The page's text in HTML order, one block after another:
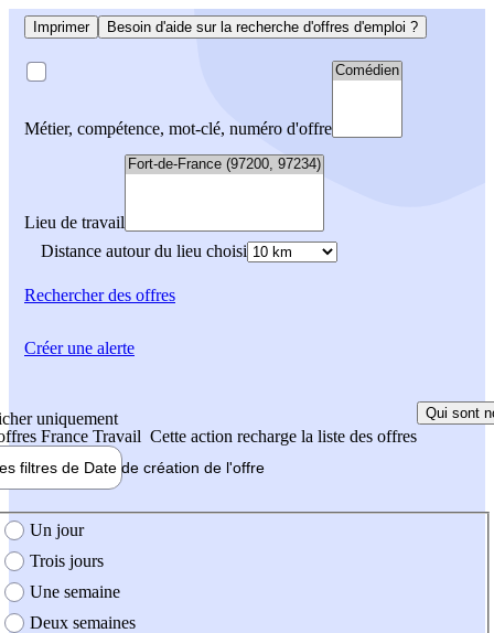
Imprimer Besoin d'aide sur la recherche d'offres d'emploi ?
Métier, compétence, mot-clé, numéro d'offre
Lieu de travail
Distance autour du lieu choisi
Rechercherdes offres
uniquement
France Travail Cette action recharge la liste des offres
Qui sont
filtres de Date de création de l'offre
création de l'offre
Un jour
Trois jours
Une semaine
Deux semaines
Créer une alerte